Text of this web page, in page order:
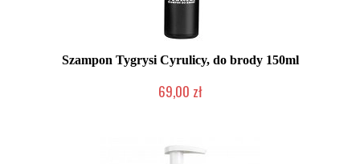
Szampon Tygrysi Cyrulicy, do brody 150ml
69,00 zł